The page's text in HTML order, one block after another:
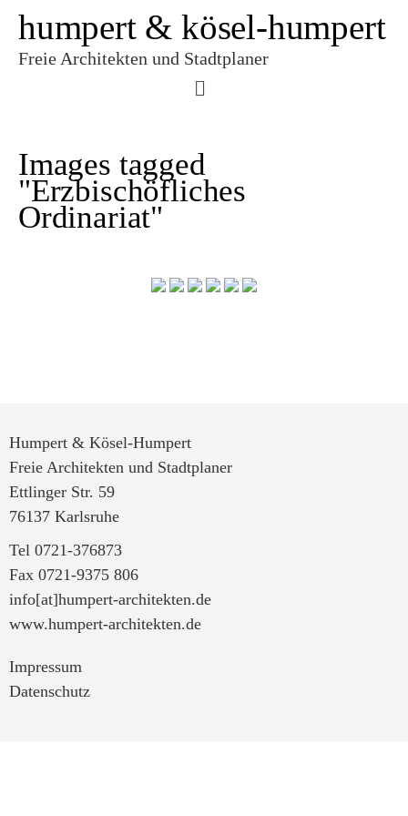
humpert & kösel-humpert
Freie Architekten und Stadtplaner
Images tagged
"Erzbischöfliches
Ordinariat"
Humpert & Kösel-Humpert
Freie Architekten und Stadtplaner
Ettlinger Str. 59
76137 Karlsruhe
Tel 0721-376873
Fax 0721-9375 806
info[at]humpert-architekten.de
www.humpert-architekten.de
Impressum
Datenschutz